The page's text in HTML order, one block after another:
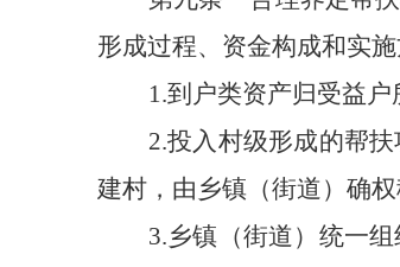
形成过程、资金构成和实
1.到户类资产归受益户
2.投入村级形成的帮
建村，由乡镇（街道）确权
3.乡镇（街道）统一